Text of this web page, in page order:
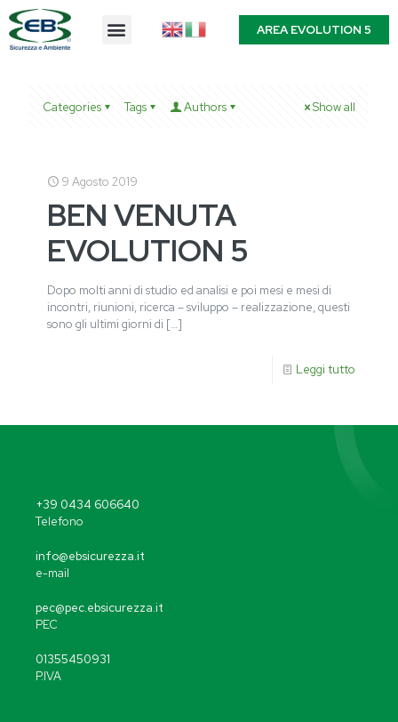
AREA EVOLUTION 5
Categories Tags Authors Show all
9 Agosto 2019
BEN VENUTA
EVOLUTION 5
Dopo molti anni di studio ed analisi e poi mesi e mesi di
incontri, riunioni, ricerca – sviluppo – realizzazione, questi
sono gli ultimi giorni di […]
Leggi tutto
+39 0434 606640
Telefono
info@ebsicurezza.it
e-mail
pec@pec.ebsicurezza.it
PEC
01355450931
P.IVA